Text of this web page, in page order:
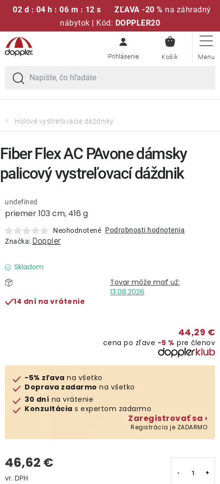
02 d : 04 h : 06 m : 11 s ZĽAVA -20 % na záhradný
nábytok | Kód: DOPPLER20
Prejsť
na
obsah
KOŠÍK
Sedacie súpravy
Slnečníky
Polstre a sedáky
Predávané značky
Klub výhod
Kontakty
Holové vystreľovacie dáždniky
priemer 103 cm, 416 g
undefined
Neohodnotené Podrobnosti hodnotenia
Značka: Doppler
Skladom
13.08.2026
14 dní na vrátenie
44,29 €
cena po zľave −5 % pre členov
-5% zľava na všetko
Doprava zadarmo na všetko
30 dní na vrátenie
Konzultácia s expertom zadarmo
Zaregistrovať sa ›
Registrácia je ZADARMO
46,62 €
Fiber Flex AC PAvone dámsky
palicový vystreľovací dáždnik